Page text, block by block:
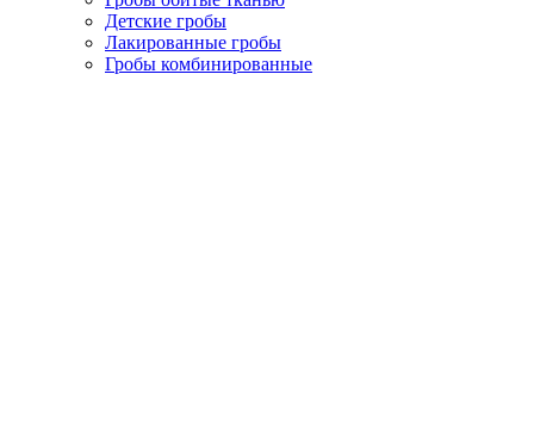
Детские гробы
Лакированные гробы
Гробы комбинированные